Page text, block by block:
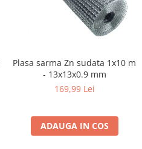
Plasa sarma Zn sudata 1x10 m
- 13x13x0.9 mm
169,99 Lei
ADAUGA IN COS